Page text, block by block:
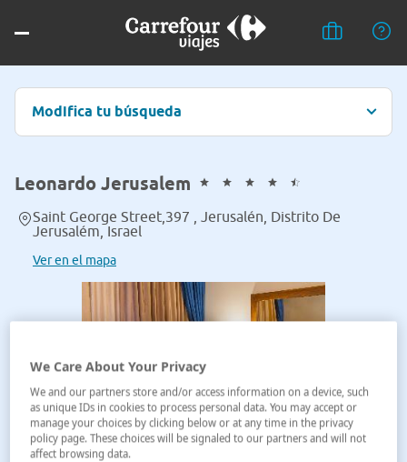
Modifica tu búsqueda
Leonardo Jerusalem
Saint George Street,397 , Jerusalén, Distrito De
Jerusalém, Israel
Ver en el mapa
We Care About Your Privacy
We and our partners store and/or access information on a device, such
as unique IDs in cookies to process personal data. You may accept or
manage your choices by clicking below or at any time in the privacy
policy page. These choices will be signaled to our partners and will not
affect browsing data.